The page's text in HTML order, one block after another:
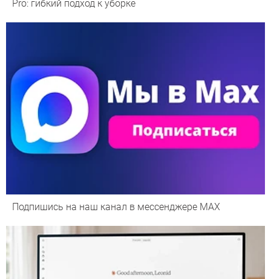
Pro: гибкий подход к уборке
Подпишись на наш канал в мессенджере МАХ